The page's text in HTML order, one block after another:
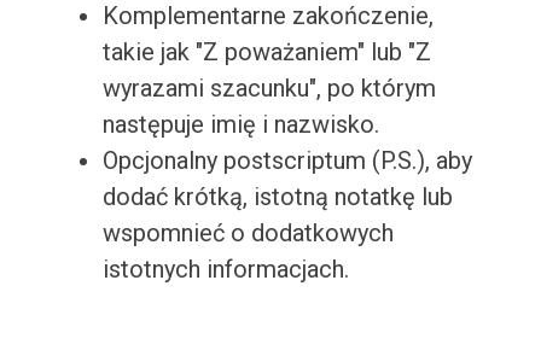
Komplementarne zakończenie,
takie jak "Z poważaniem" lub "Z
wyrazami szacunku", po którym
następuje imię i nazwisko.
Opcjonalny postscriptum (P.S.), aby
dodać krótką, istotną notatkę lub
wspomnieć o dodatkowych
istotnych informacjach.